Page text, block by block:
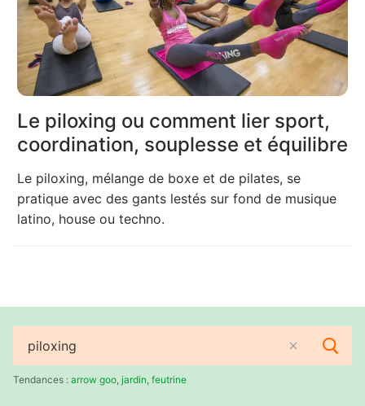
Le piloxing ou comment lier sport,
coordination, souplesse et équilibre
Le piloxing, mélange de boxe et de pilates, se
pratique avec des gants lestés sur fond de musique
latino, house ou techno.
Rechercher
:Tendances : arrow goo jardin feutrine